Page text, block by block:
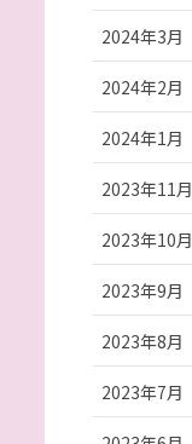
2024年3月
2024年2月
2024年1月
2023年11月
2023年10月
2023年9月
2023年8月
2023年7月